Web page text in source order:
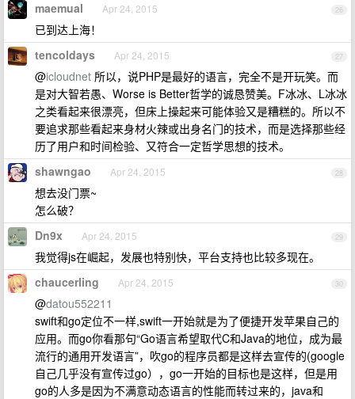
26
maemual Apr 24, 2015
已到达上海！
27
tencoldays Apr 24, 2015
@icloudnet 所以，说PHP是最好的语言，完全不是开玩笑。而
是对大智若愚、Worse is Better哲学的诚恳赞美。F冰冰、L冰冰
之类看起来很漂亮，但床上操起来可能体验又是糟糕的。所以不
要追求那些看起来身材火辣或出身名门的技术，而是选择那些经
历了用户和时间检验、又符合一定哲学思想的技术。
28
shawngao Apr 24, 2015
想去没门票~
怎么破？
29
Dn9x Apr 24, 2015
我觉得js在崛起，发展也特别快，平台支持也比较多现在。
30
chaucerling Apr 24, 2015
@datou552211
swift和go定位不一样,swift一开始就是为了便捷开发苹果自己的
应用。而go你看那句“Go语言希望取代C和Java的地位，成为最
流行的通用开发语言”，吹go的程序员都是这样去宣传的(google
自己几乎没有宣传过go），go一开始的目标也是这样，但是用
go的人多是因为不满意动态语言的性能而转过来的，java和